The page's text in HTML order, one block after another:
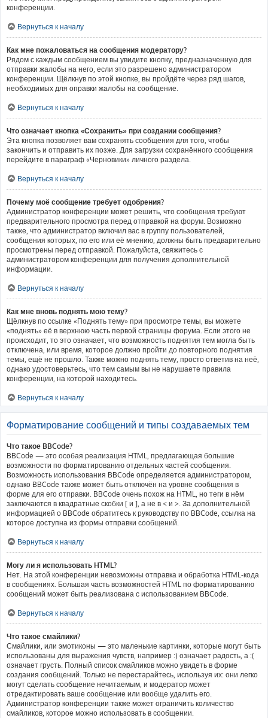
конференции.
Вернуться к началу
Как мне пожаловаться на сообщения модератору?
Рядом с каждым сообщением вы увидите кнопку, предназначенную для
отправки жалобы на него, если это разрешено администратором
конференции. Щёлкнув по этой кнопке, вы пройдёте через ряд шагов,
необходимых для оправки жалобы на сообщение.
Вернуться к началу
Что означает кнопка «Сохранить» при создании сообщения?
Эта кнопка позволяет вам сохранять сообщения для того, чтобы
закончить и отправить их позже. Для загрузки сохранённого сообщения
перейдите в параграф «Черновики» личного раздела.
Вернуться к началу
Почему моё сообщение требует одобрения?
Администратор конференции может решить, что сообщения требуют
предварительного просмотра перед отправкой на форум. Возможно
также, что администратор включил вас в группу пользователей,
сообщения которых, по его или её мнению, должны быть предварительно
просмотрены перед отправкой. Пожалуйста, свяжитесь с
администратором конференции для получения дополнительной
информации.
Вернуться к началу
Как мне вновь поднять мою тему?
Щёлкнув по ссылке «Поднять тему» при просмотре темы, вы можете
«поднять» её в верхнюю часть первой страницы форума. Если этого не
происходит, то это означает, что возможность поднятия тем могла быть
отключена, или время, которое должно пройти до повторного поднятия
темы, ещё не прошло. Также можно поднять тему, просто ответив на неё,
однако удостоверьтесь, что тем самым вы не нарушаете правила
конференции, на которой находитесь.
Вернуться к началу
Форматирование сообщений и типы создаваемых тем
Что такое BBCode?
BBCode — это особая реализация HTML, предлагающая большие
возможности по форматированию отдельных частей сообщения.
Возможность использования BBCode определяется администратором,
однако BBCode также может быть отключён на уровне сообщения в
форме для его отправки. BBCode очень похож на HTML, но теги в нём
заключаются в квадратные скобки [ и ], а не в < и >. За дополнительной
информацией о BBCode обратитесь к руководству по BBCode, ссылка на
которое доступна из формы отправки сообщений.
Вернуться к началу
Могу ли я использовать HTML?
Нет. На этой конференции невозможны отправка и обработка HTML-кода
в сообщениях. Большая часть возможностей HTML по форматированию
сообщений может быть реализована с использованием BBCode.
Вернуться к началу
Что такое смайлики?
Смайлики, или эмотиконы — это маленькие картинки, которые могут быть
использованы для выражения чувств, например :) означает радость, а :(
означает грусть. Полный список смайликов можно увидеть в форме
создания сообщений. Только не перестарайтесь, используя их: они легко
могут сделать сообщение нечитаемым, и модератор может
отредактировать ваше сообщение или вообще удалить его.
Администратор конференции также может ограничить количество
смайликов, которое можно использовать в сообщении.